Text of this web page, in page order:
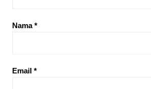
Nama*
Email *